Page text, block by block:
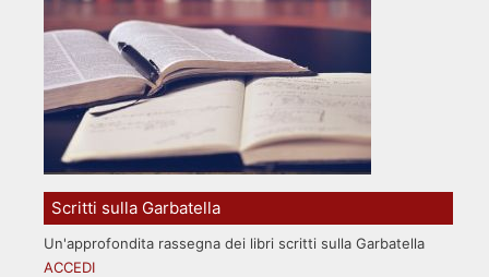
Scritti sulla Garbatella
Un'approfondita rassegna dei libri scritti sulla Garbatella
ACCEDI